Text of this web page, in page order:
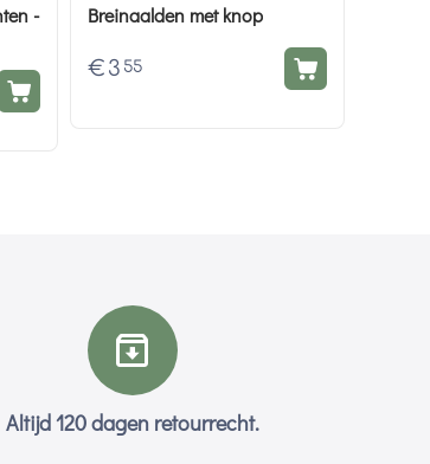
-
Breinaalden met knop
€ 3 55
Altijd 120 dagen retourrecht.